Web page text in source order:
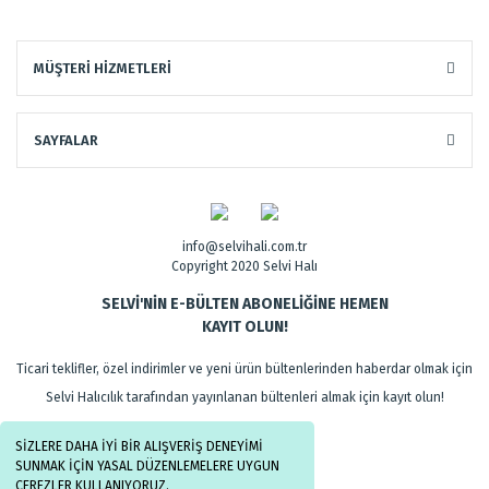
SİZLERE DAHA İYİ BİR ALIŞVERİŞ DENEYİMİ
SUNMAK İÇİN YASAL DÜZENLEMELERE UYGUN
MÜŞTERİ HİZMETLERİ
SAYFALAR
info@selvihali.com.tr
Copyright 2020 Selvi Halı
SELVİ'NİN E-BÜLTEN ABONELİĞİNE HEMEN
KAYIT OLUN!
Ticari teklifler, özel indirimler ve yeni ürün bültenlerinden haberdar olmak için
Selvi Halıcılık tarafından yayınlanan bültenleri almak için kayıt olun!